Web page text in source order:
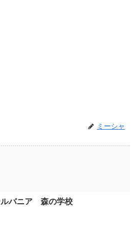
ミーシャ
ルバニア 森の学校